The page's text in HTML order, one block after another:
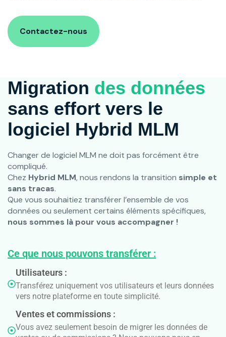
Contactez-nous
Migration des données
sans effort vers le
logiciel Hybrid MLM
Changer de logiciel MLM ne doit pas forcément être
compliqué.
Chez Hybrid MLM, nous rendons la transition simple et
sans tracas.
Que vous souhaitiez transférer l’ensemble de vos
données ou seulement certains éléments spécifiques,
nous sommes là pour vous accompagner !
Ce que nous pouvons transférer :
Utilisateurs :
Transférez uniquement vos utilisateurs et leurs données
vers notre plateforme en toute simplicité.
Ventes et commissions :
Vous avez seulement besoin de migrer les données de